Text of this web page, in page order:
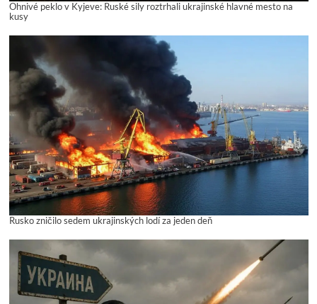
Ohnivé peklo v Kyjeve: Ruské sily roztrhali ukrajinské hlavné mesto na
kusy
Rusko zničilo sedem ukrajinských lodí za jeden deň